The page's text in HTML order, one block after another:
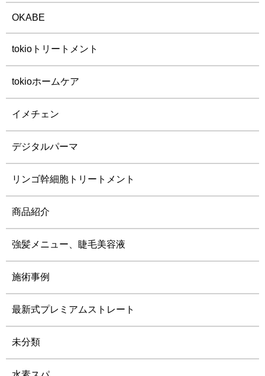
OKABE
tokioトリートメント
tokioホームケア
イメチェン
デジタルパーマ
リンゴ幹細胞トリートメント
商品紹介
強髪メニュー、睫毛美容液
施術事例
最新式プレミアムストレート
未分類